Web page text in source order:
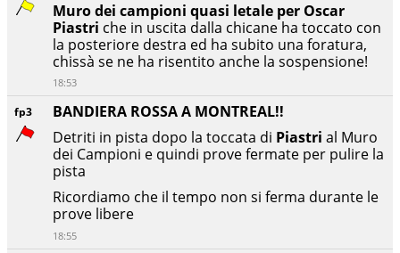
fp3
BANDIERA ROSSA A MONTREAL!!
Detriti in pista dopo la toccata di Piastri al Muro
dei Campioni e quindi prove fermate per pulire la
pista
Ricordiamo che il tempo non si ferma durante le
prove libere
18:55
Muro dei campioni quasi letale per Oscar
Piastri che in uscita dalla chicane ha toccato con
la posteriore destra ed ha subito una foratura,
chissà se ne ha risentito anche la sospensione!
18:53